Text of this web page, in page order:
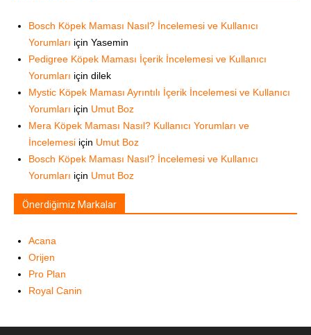
Bosch Köpek Maması Nasıl? İncelemesi ve Kullanıcı
Yorumları için Yasemin
Pedigree Köpek Maması İçerik İncelemesi ve Kullanıcı
Yorumları için dilek
Mystic Köpek Maması Ayrıntılı İçerik İncelemesi ve Kullanıcı
Yorumları için Umut Boz
Mera Köpek Maması Nasıl? Kullanıcı Yorumları ve
İncelemesi için Umut Boz
Bosch Köpek Maması Nasıl? İncelemesi ve Kullanıcı
Yorumları için Umut Boz
Önerdiğimiz Markalar
Acana
Orijen
Pro Plan
Royal Canin